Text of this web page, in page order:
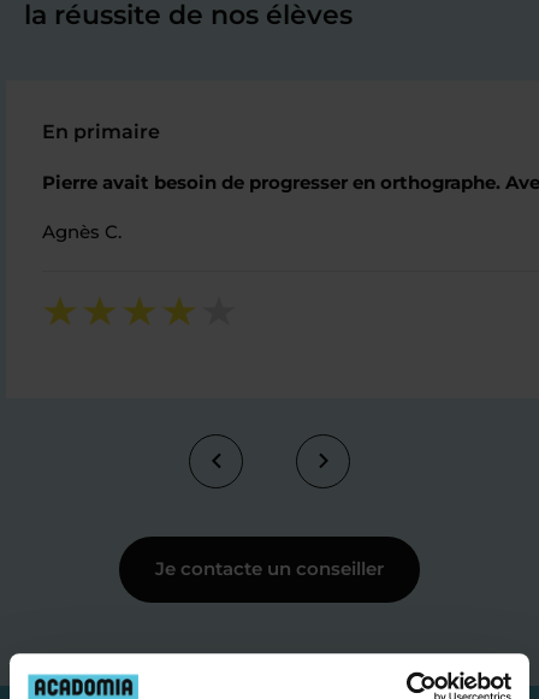
la réussite de nos élèves
En primaire
Pierre avait besoin de progresser en orthographe.
Agnès C.
Je contacte un conseiller